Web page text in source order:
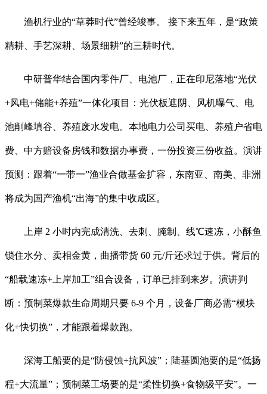
渔机行业的“草莽时代”曾经竣事。 接下来五年，是“政策
精耕、手艺深耕、场景细耕”的三耕时代。
中研普华结合国内零件厂、电池厂，正在印尼落地“光伏
+风电+储能+养殖”一体化项目：光伏板遮阴、风机曝气、电
池削峰填谷、养殖废水发电。本地电力公司买电、养殖户省电
费、中方赔设备房钱和数据办事费，一份投资三份收益。演讲
预测：跟着“一带一”渔业合做基金扩容，东南亚、南美、非洲
将成为国产渔机“出海”的集中收成区。
上岸 2 小时内完成清洗、去刺、腌制、线℃速冻，小酥鱼
锁住水分、卖相金黄，曲播带货 60 元/斤还求过于供。背后的
“船载速冻+上岸加工”组合设备，订单已排到来岁。演讲判
断：预制菜爆款生命周期只要 6-9 个月，设备厂商必需“模块
化+快切换”，才能跟着爆款跑。
深海工船要的是“防侵蚀+抗风波”；陆基圆池要的是“低扬
程+大流量”；预制菜工场要的是“柔性切换+食物级平安”。一